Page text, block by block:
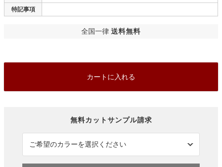
カートに入れる
特記事項
全国一律 送料無料